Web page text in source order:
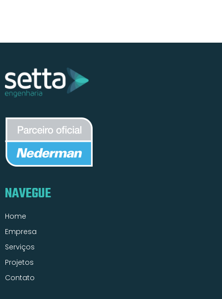
NAVEGUE
Home
Empresa
Serviços
Projetos
Contato